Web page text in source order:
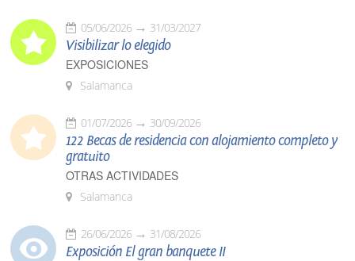
05/06/2026 31/03/2027
Visibilizar lo elegido
EXPOSICIONES
Salamanca
01/07/2026 30/09/2026
122 Becas de residencia con alojamiento completo y
gratuito
OTRAS ACTIVIDADES
Salamanca
26/06/2026 31/08/2026
Exposición El gran banquete II